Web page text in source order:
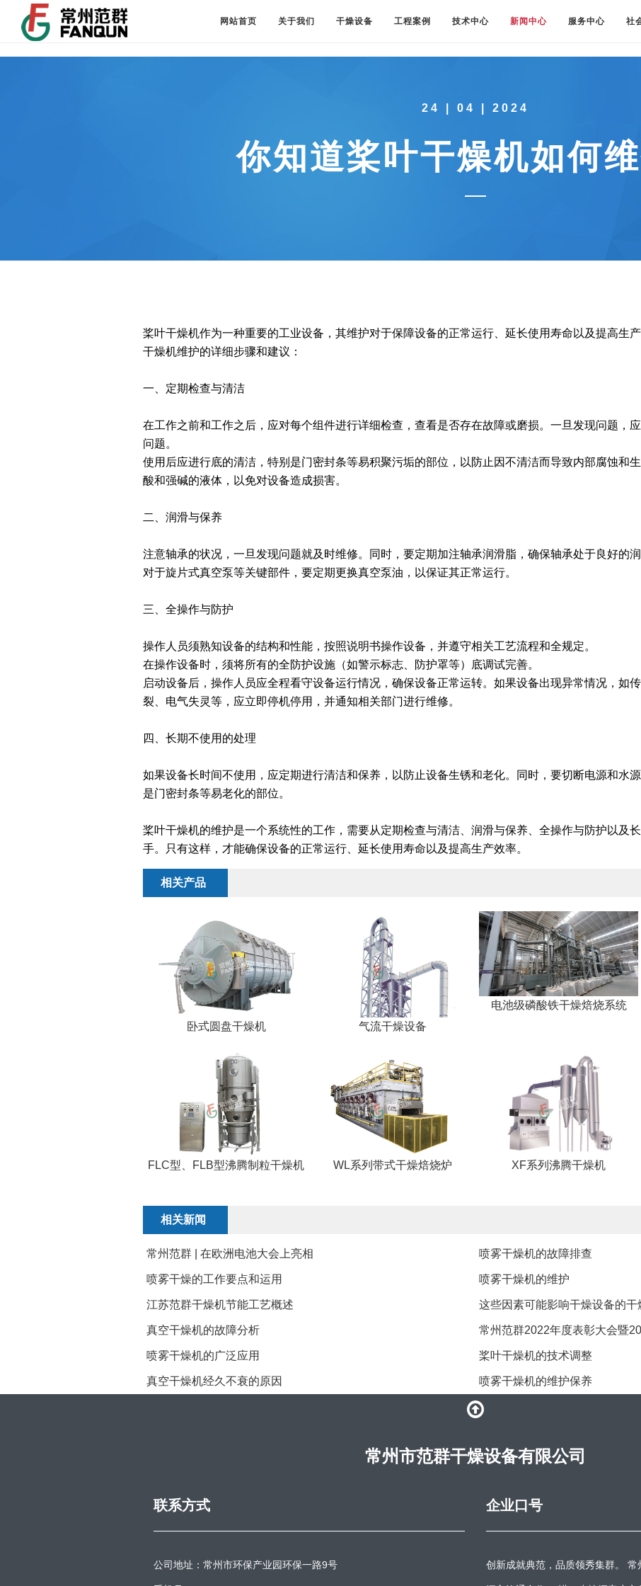
网站首页 关于我们 干燥设备 工程案例 技术中心 新闻中心 服务中心 社
24 | 04 | 2024
你知道桨叶干燥机如何维
桨叶干燥机作为一种重要的工业设备，其维护对于保障设备的正常运行、延长使用寿命以及提高生
干燥机维护的详细步骤和建议：
一、定期检查与清洁
在工作之前和工作之后，应对每个组件进行详细检查，查看是否存在故障或磨损。一旦发现问题，
问题。
使用后应进行底的清洁，特别是门密封条等易积聚污垢的部位，以防止因不清洁而导致内部腐蚀和
酸和强碱的液体，以免对设备造成损害。
二、润滑与保养
注意轴承的状况，一旦发现问题就及时维修。同时，要定期加注轴承润滑脂，确保轴承处于良好的润
对于旋片式真空泵等关键部件，要定期更换真空泵油，以保证其正常运行。
三、全操作与防护
操作人员须熟知设备的结构和性能，按照说明书操作设备，并遵守相关工艺流程和全规定。
在操作设备时，须将所有的全防护设施（如警示标志、防护罩等）底调试完善。
启动设备后，操作人员应全程看守设备运行情况，确保设备正常运转。如果设备出现异常情况，如
裂、电气失灵等，应立即停机停用，并通知相关部门进行维修。
四、长期不使用的处理
如果设备长时间不使用，应定期进行清洁和保养，以防止设备生锈和老化。同时，要切断电源和水
是门密封条等易老化的部位。
桨叶干燥机的维护是一个系统性的工作，需要从定期检查与清洁、润滑与保养、全操作与防护以及
手。只有这样，才能确保设备的正常运行、延长使用寿命以及提高生产效率。
相关产品
卧式圆盘干燥机 气流干燥设备
电池级磷酸铁干燥焙烧系统
FLC型、FLB型沸腾制粒干燥机 WL系列带式干燥焙烧炉
XF系列沸腾干燥机
相关新闻
常州范群 | 在欧洲电池大会上亮相 喷雾干燥机的故障排查
喷雾干燥的工作要点和运用 喷雾干燥机的维护
江苏范群干燥机节能工艺概述 这些因素可能影响干燥设备的干
真空干燥机的故障分析 常州范群2022年度表彰大会暨
喷雾干燥机的广泛应用 桨叶干燥机的技术调整
真空干燥机经久不衰的原因 喷雾干燥机的维护保养
常州市范群干燥设备有限公司
联系方式
公司地址：常州市环保产业园环保一路9号
企业口号
创新成就典范，品质领秀集群。